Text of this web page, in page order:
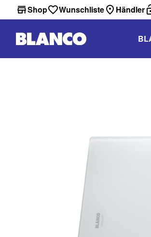
Shop Wunschliste Händler